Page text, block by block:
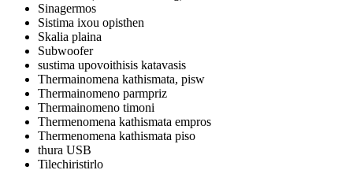
Sinagermos
Sistima ixou opisthen
Skalia plaina
Subwoofer
sustima upovoithisis katavasis
Thermainomena kathismata, pisw
Thermainomeno parmpriz
Thermainomeno timoni
Thermenomena kathismata empros
Thermenomena kathismata piso
thura USB
Tilechiristirlo